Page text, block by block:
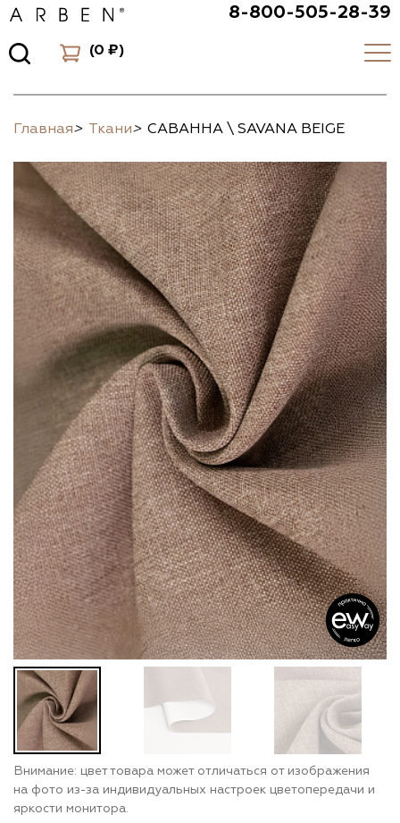
8-800-505-28-39
(0 ₽)
Главная> Ткани> САВАННА \ SAVANA BEIGE
Внимание: цвет товара может отличаться от изображения
на фото из-за индивидуальных настроек цветопередачи и
яркости монитора.